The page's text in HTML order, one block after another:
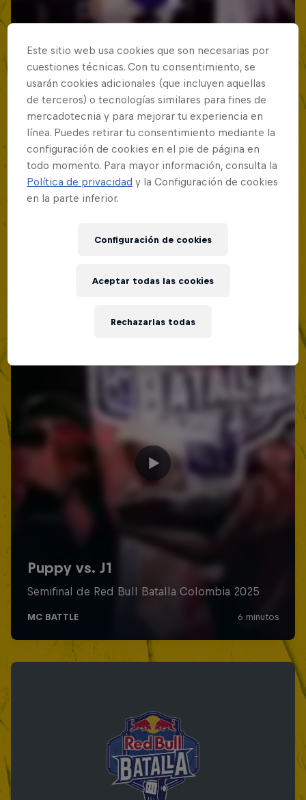
Este sitio web usa cookies que son necesarias por
cuestiones técnicas. Con tu consentimiento, se
usarán cookies adicionales (que incluyen aquellas
de terceros) o tecnologías similares para fines de
mercadotecnia y para mejorar tu experiencia en
línea. Puedes retirar tu consentimiento mediante la
configuración de cookies en el pie de página en
todo momento. Para mayor información, consulta la
Política de privacidad y la Configuración de cookies
en la parte inferior.
Configuración de cookies
Rechazarlas todas
Aceptar todas las cookies